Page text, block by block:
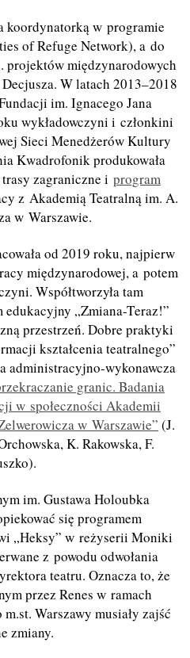
koordynatorką w programie
of Refuge Network), a do
projektów międzynarodowych
W latach 2013–2018
im. Ignacego Jana
wykładowczyni i członkini
Sieci Menedżerów Kultury
Kwadrofonik produkowała
zagraniczne i program
z Akademią Teatralną im. A.
w Warszawie.
od 2019 roku, najpierw
międzynarodowej, a potem
Współtworzyła tam
„Zmiana-Teraz!”
przestrzeń. Dobre praktyki
kształcenia teatralnego”
administracyjno-wykonawcza
granic. Badania
w społeczności Akademii
w Warszawie” (J.
K. Rakowska, F.
im. Gustawa Holoubka
się programem
„Heksy” w reżyserii Moniki
z powodu odwołania
teatru. Oznacza to, że
przez Renes w ramach
Warszawy musiały zajść
zmiany.